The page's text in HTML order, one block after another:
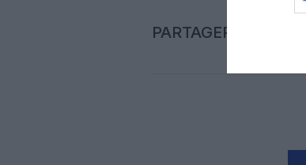
PARTAGER L'ARTICLE